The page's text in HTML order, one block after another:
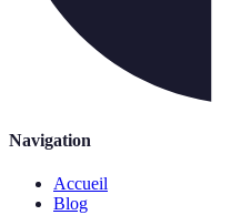
Navigation
Accueil
Blog